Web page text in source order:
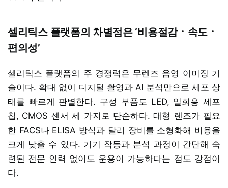
셀리틱스 플랫폼의 차별점은 ‘비용절감ㆍ속도ㆍ
편의성’
셀리틱스 플랫폼의 주 경쟁력은 무렌즈 음영 이미징 기
술이다. 확대 없이 디지털 촬영과 AI 분석만으로 세포 상
태를 빠르게 판별한다. 구성 부품도 LED, 일회용 세포
칩, CMOS 센서 세 가지로 단순하다. 대형 렌즈가 필요
한 FACS나 ELISA 방식과 달리 장비를 소형화해 비용을
크게 낮출 수 있다. 기기 작동과 분석 과정이 간단해 숙
련된 전문 인력 없이도 운용이 가능하다는 점도 강점이
다.